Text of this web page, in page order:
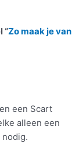
“Zo maak je van
een Scart
alleen een